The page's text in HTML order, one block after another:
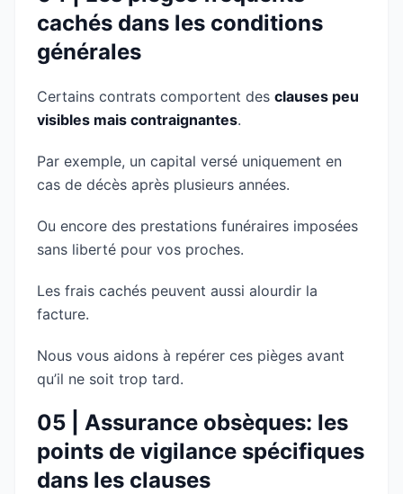
cachés dans les conditions
générales
Certains contrats comportent des clauses peu
visibles mais contraignantes.
Par exemple, un capital versé uniquement en
cas de décès après plusieurs années.
Ou encore des prestations funéraires imposées
sans liberté pour vos proches.
Les frais cachés peuvent aussi alourdir la
facture.
Nous vous aidons à repérer ces pièges avant
qu’il ne soit trop tard.
05 | Assurance obsèques: les
points de vigilance spécifiques
dans les clauses